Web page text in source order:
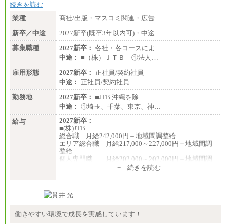
続きを読む
業種
商社/出版・マスコミ関連・広告…
新卒／中途
2027新卒(既卒3年以内可)・中途
募集職種
2027新卒： 各社・各コースによ…
中途： ■（株）ＪＴＢ ①法人…
雇用形態
2027新卒： 正社員/契約社員
中途： 正社員/契約社員
勤務地
2027新卒： ■JTB 沖縄を除…
中途： ①埼玉、千葉、東京、神…
給与
2027新卒：
■(株)JTB
総合職 月給242,000円＋地域間調整給
エリア総合職 月給217,000～227,000円＋地域間調
整給
個人専門職 月給202,000～202,000円＋地域間調
総合職 月給208,000～235,000円
※詳細はJTBキャリアサイトよりご確認ください。
+ 続きを読む
働きやすい環境で成長を実感しています！